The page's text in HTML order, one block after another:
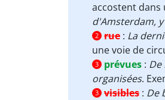
accostent dans
d'Amsterdam,
2 rue : La
une voie de
3 prévues : De
organisées.
3 visibles : De